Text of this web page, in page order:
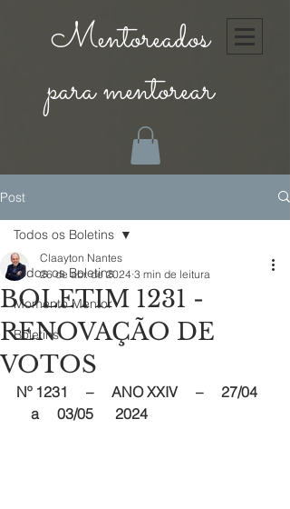
Mentoreados
para mentorear
Post
Todos os Boletins
Momento Mentor
Boletins
Todos os Boletins
BOLETIM 1231 -
RENOVAÇÃO DE
VOTOS
Claayton Nantes
26 de abr. de 2024 3 min de leitura
Nº 1231     –     ANO XXIV     –     27/04
a     03/05      2024